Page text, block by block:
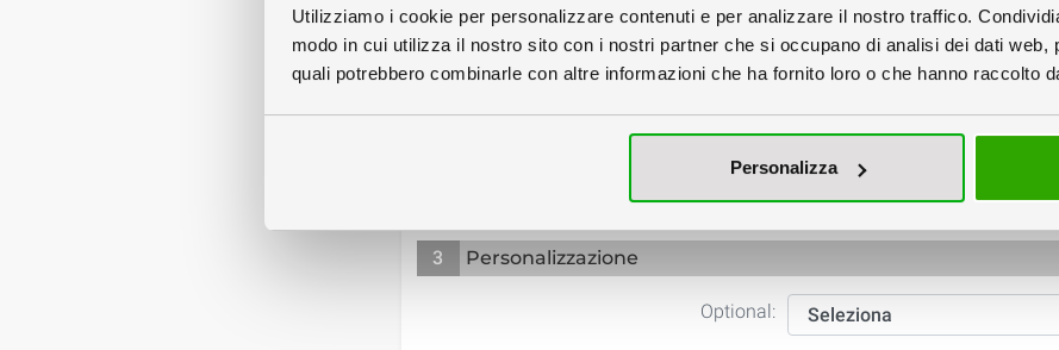
Utilizziamo i cookie per personalizzare contenuti e per analizzare il nostro traffico.
modo in cui utilizza il nostro sito con i nostri partner che si occupano di analisi dei dati web,
quali potrebbero combinarle con altre informazioni che ha fornito loro o che hanno raccolto
Personalizza
Verifica File €6
3 Personalizzazione
Optional: